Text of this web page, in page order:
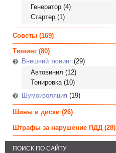
Генератор (4)
Стартер (1)
Советы (169)
Тюнинг (80)
Внешний тюнинг (29)
Автовинил (12)
Тонировка(10)
Шумоизоляция (19)
Шины и диски (26)
Штрафы за нарушение ПДД (28)
ПОИСК ПО САЙТУ